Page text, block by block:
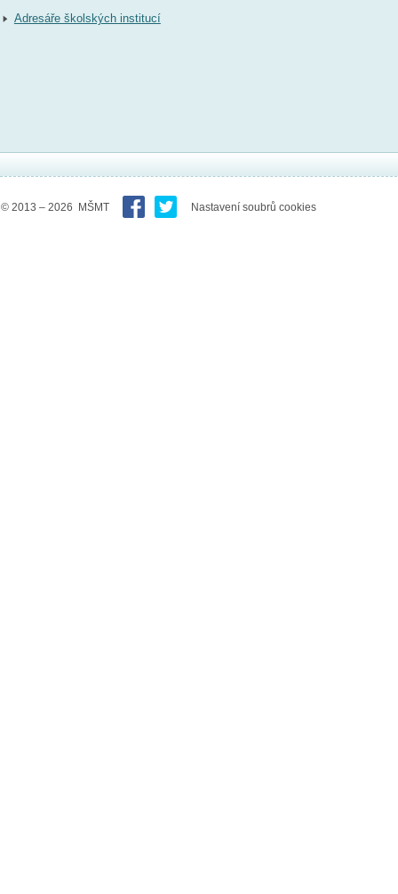
Adresáře školských institucí
© 2013 – 2026 MŠMT Nastavení soubrů cookies